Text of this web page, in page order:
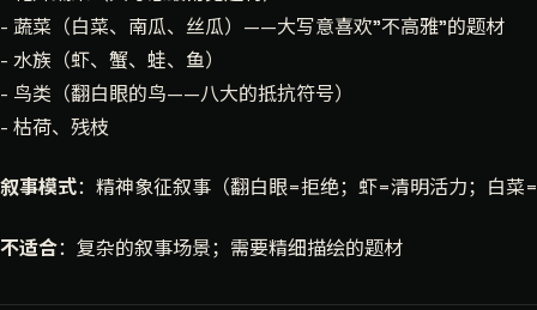
- 蔬菜（白菜、南瓜、丝瓜）——大写意喜欢"不高雅"的题材
- 水族（虾、蟹、蛙、鱼）
- 鸟类（翻白眼的鸟——八大的抵抗符号）
- 枯荷、残枝
叙事模式：精神象征叙事（翻白眼=拒绝；虾=清明活力；白菜=
不适合：复杂的叙事场景；需要精细描绘的题材